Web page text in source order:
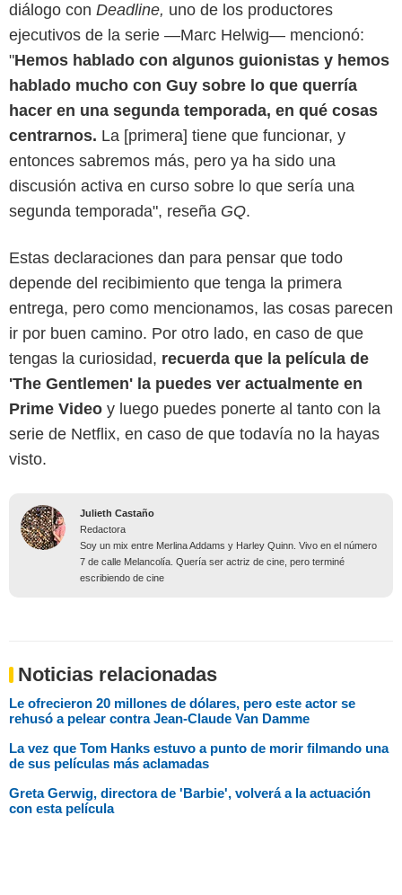
diálogo con Deadline, uno de los productores
ejecutivos de la serie —Marc Helwig— mencionó:
"Hemos hablado con algunos guionistas y hemos
hablado mucho con Guy sobre lo que querría
hacer en una segunda temporada, en qué cosas
centrarnos. La [primera] tiene que funcionar, y
entonces sabremos más, pero ya ha sido una
discusión activa en curso sobre lo que sería una
segunda temporada", reseña GQ.
Estas declaraciones dan para pensar que todo
depende del recibimiento que tenga la primera
entrega, pero como mencionamos, las cosas parecen
ir por buen camino. Por otro lado, en caso de que
tengas la curiosidad, recuerda que la película de
'The Gentlemen' la puedes ver actualmente en
Prime Video y luego puedes ponerte al tanto con la
serie de Netflix, en caso de que todavía no la hayas
visto.
Julieth Castaño
Redactora
Soy un mix entre Merlina Addams y Harley Quinn. Vivo en el número
7 de calle Melancolía. Quería ser actriz de cine, pero terminé
escribiendo de cine
Noticias relacionadas
Le ofrecieron 20 millones de dólares, pero este actor se
rehusó a pelear contra Jean-Claude Van Damme
La vez que Tom Hanks estuvo a punto de morir filmando una
de sus películas más aclamadas
Greta Gerwig, directora de 'Barbie', volverá a la actuación
con esta película